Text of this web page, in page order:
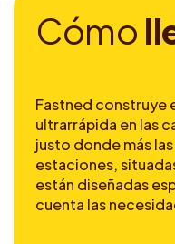
Cómo ll
Fastned construye
ultrarrápida en las
justo donde más
estaciones,
están diseñadas
cuenta las